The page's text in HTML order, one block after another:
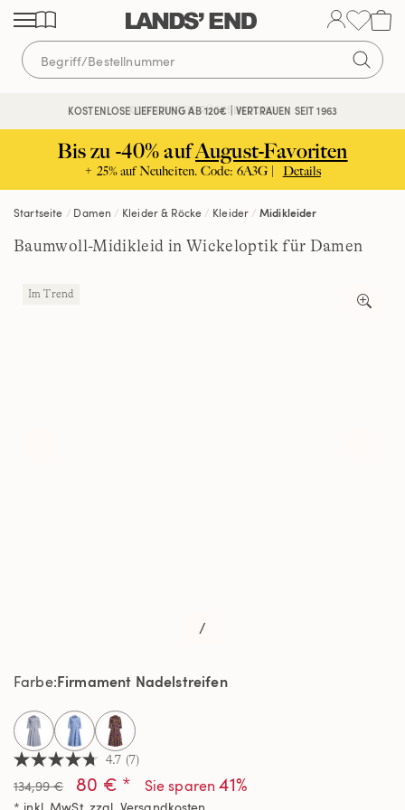
Direkt
zum
Inhalt
Direkt
zur
Navigation
Direkt
zur
Suche
KOSTENLOSE LIEFERUNG AB 120€ | VERTRAUEN SEIT 1963
KOSTENFREIE RÜCKSENDUNG
Bis zu -40% aufAugust-Favoriten
+ 25% auf Neuheiten. Code: 6A3G | Details
Startseite Damen Kleider & Röcke Kleider Midikleider
Baumwoll-Midikleid in Wickeloptik für Damen
/
4.7
von
5
4.7 (7)
134,99 € 80 € * Sie sparen 41%
Farbe Firmament Nadelstreifen
selected